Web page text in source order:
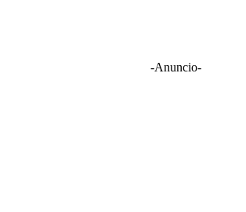
-Anuncio-